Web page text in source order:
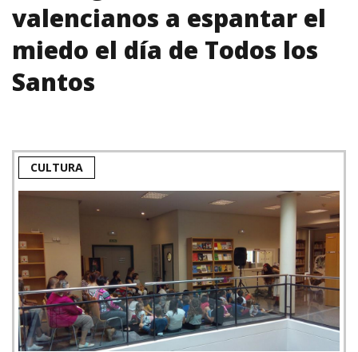
valencianos a espantar el
miedo el día de Todos los
Santos
CULTURA